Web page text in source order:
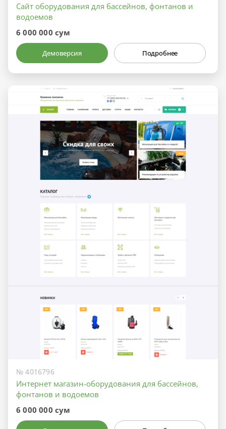
Сайт оборудования для бассейнов, фонтанов и
водоемов
6 000 000 сум
Демоверсия Подробнее
№ 4016796
Интернет магазин-оборудования для бассейнов,
фонтанов и водоемов
6 000 000 сум